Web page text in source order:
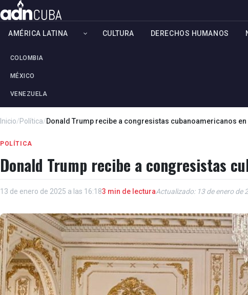
AMÉRICA LATINA
COLOMBIA
MÉXICO
VENEZUELA
CULTURA DERECHOS HUMANOS
Inicio/Política/Donald Trump recibe a congresistas cubanoamericanos
POLÍTICA
Donald Trump recibe a congresistas
13 de enero de 2025 a las 16:183 min de lecturaActualizado: 13 de enero de